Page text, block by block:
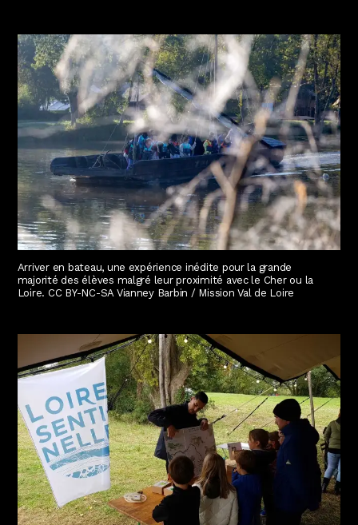
Arriver en bateau, une expérience inédite pour la grande
majorité des élèves malgré leur proximité avec le Cher ou la
Loire. CC BY-NC-SA Vianney Barbin / Mission Val de Loire